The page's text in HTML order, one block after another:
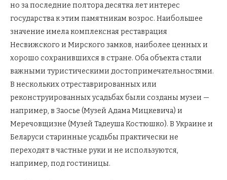
но за последние полтора десятка лет интерес
государства к этим памятникам возрос. Наибольшее
значение имела комплексная реставрация
Несвижского и Мирского замков, наиболее ценных и
хорошо сохранившихся в стране. Оба объекта стали
важными туристическими достопримечательностями.
В нескольких отреставрированных или
реконструированных усадьбах были созданы музеи —
например, в Заосье (Музей Адама Мицкевича) и
Меречовщизне (Музей Тадеуша Костюшко). В Украине и
Беларуси старинные усадьбы практически не
переходят в частные руки и не используются,
например, под гостиницы.